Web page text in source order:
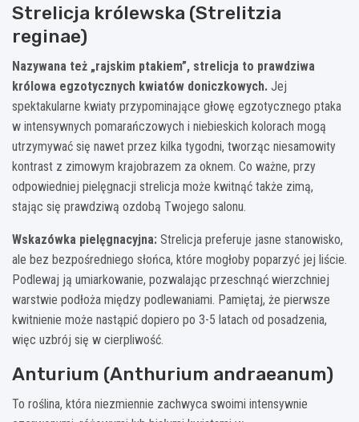
Strelicja królewska (Strelitzia
reginae)
Nazywana też „rajskim ptakiem”, strelicja to prawdziwa
królowa egzotycznych kwiatów doniczkowych. Jej
spektakularne kwiaty przypominające głowę egzotycznego ptaka
w intensywnych pomarańczowych i niebieskich kolorach mogą
utrzymywać się nawet przez kilka tygodni, tworząc niesamowity
kontrast z zimowym krajobrazem za oknem. Co ważne, przy
odpowiedniej pielęgnacji strelicja może kwitnąć także zimą,
stając się prawdziwą ozdobą Twojego salonu.
Wskazówka pielęgnacyjna: Strelicja preferuje jasne stanowisko,
ale bez bezpośredniego słońca, które mogłoby poparzyć jej liście.
Podlewaj ją umiarkowanie, pozwalając przeschnąć wierzchniej
warstwie podłoża między podlewaniami. Pamiętaj, że pierwsze
kwitnienie może nastąpić dopiero po 3-5 latach od posadzenia,
więc uzbrój się w cierpliwość.
Anturium (Anthurium andraeanum)
To roślina, która niezmiennie zachwyca swoimi intensywnie